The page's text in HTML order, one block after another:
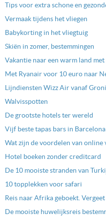
Tips voor extra schone en
Vermaak tijdens het vliegen
Babykorting in het vliegtuig
Skiën in zomer, bestemmingen
Vakantie naar een warm land met
Met Ryanair voor 10 euro naar
Lijndiensten Wizz Air vanaf
Walvisspotten
De grootste hotels ter wereld
Vijf beste tapas bars in Barcelona
Wat zijn de voordelen van online
Hotel boeken zonder creditcard
De 10 mooiste stranden van
10 topplekken voor safari
Reis naar Afrika geboekt.
De mooiste huwelijksreis